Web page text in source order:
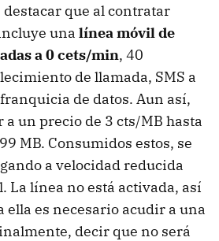
destacar que al contratar
una línea móvil de
a 0 cets/min, 40
de llamada, SMS a
de datos. Aun así,
a un precio de 3 cts/MB hasta
MB. Consumidos estos, se
a velocidad reducida
La línea no está activada, así
ella es necesario acudir a una
decir que no será